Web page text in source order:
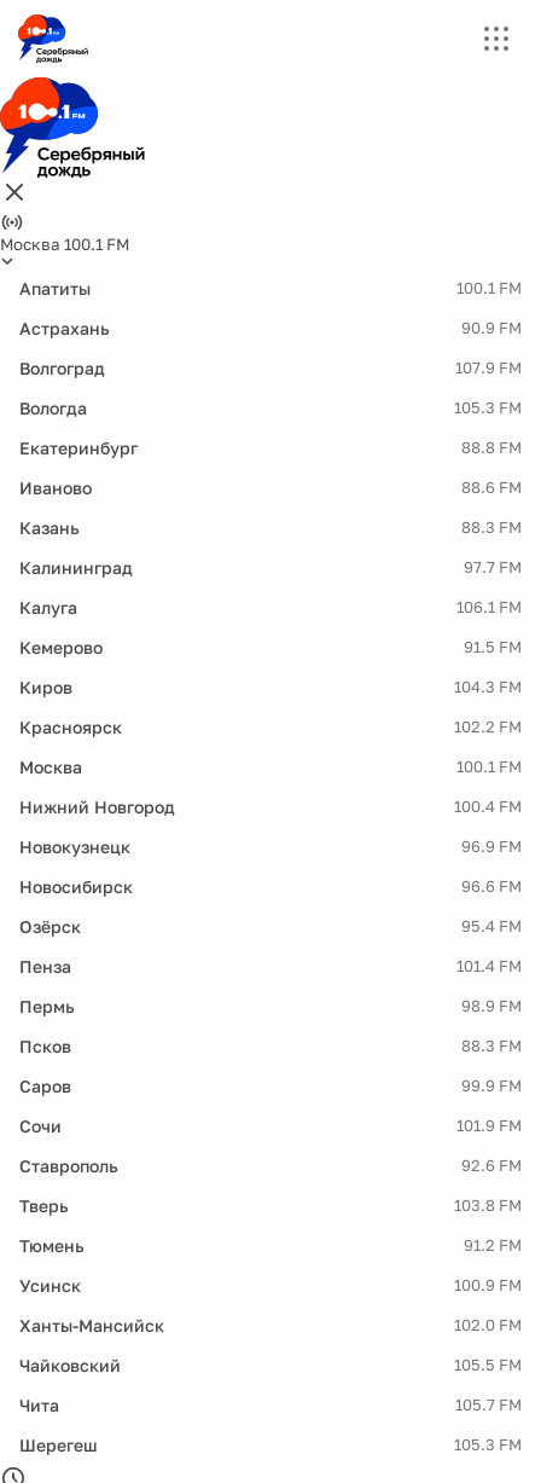
Москва 100.1 FM
Апатиты 100.1 FM
Астрахань 90.9 FM
Волгоград 107.9 FM
Вологда 105.3 FM
Екатеринбург 88.8 FM
Иваново 88.6 FM
Казань 88.3 FM
Калининград 97.7 FM
Калуга 106.1 FM
Кемерово 91.5 FM
Киров 104.3 FM
Красноярск 102.2 FM
Москва 100.1 FM
Нижний Новгород 100.4 FM
Новокузнецк 96.9 FM
Новосибирск 96.6 FM
Озёрск 95.4 FM
Пенза 101.4 FM
Пермь 98.9 FM
Псков 88.3 FM
Саров 99.9 FM
Сочи 101.9 FM
Ставрополь 92.6 FM
Тверь 103.8 FM
Тюмень 91.2 FM
Усинск 100.9 FM
Ханты-Мансийск 102.0 FM
Чайковский 105.5 FM
Чита 105.7 FM
Шерегеш 105.3 FM